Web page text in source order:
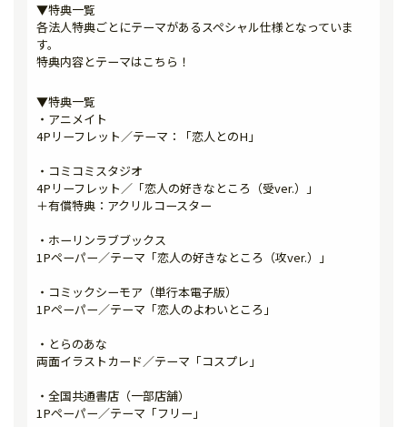
▼特典一覧
各法人特典ごとにテーマがあるスペシャル仕様となっていま
す。
特典内容とテーマはこちら！
▼特典一覧
・アニメイト
4Pリーフレット／テーマ：「恋人とのH」
・コミコミスタジオ
4Pリーフレット／「恋人の好きなところ（受ver.）」
＋有償特典：アクリルコースター
・ホーリンラブブックス
1Pペーパー／テーマ「恋人の好きなところ（攻ver.）」
・コミックシーモア（単行本電子版）
1Pペーパー／テーマ「恋人のよわいところ」
・とらのあな
両面イラストカード／テーマ「コスプレ」
・全国共通書店（一部店舗）
1Pペーパー／テーマ「フリー」